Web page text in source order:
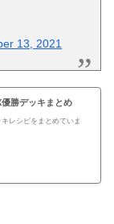
13, 2021
優勝デッキまとめ
レシピをまとめていま